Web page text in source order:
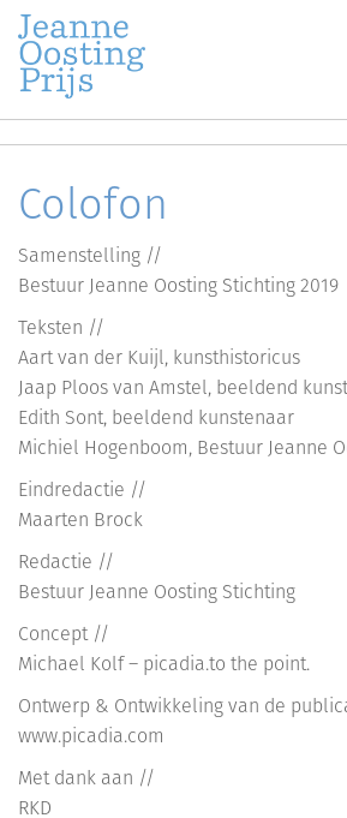
contentColofon
Samenstelling //
Bestuur Jeanne Oosting Stichting 2019
Teksten //
Aart van der Kuijl, kunsthistoricus
Jaap Ploos van Amstel, beeldend
Edith Sont, beeldend kunstenaar
Michiel Hogenboom, Bestuur Jeanne
Eindredactie //
Maarten Brock
Redactie //
Bestuur Jeanne Oosting Stichting
Concept //
Michael Kolf – picadia.to the point.
Ontwerp & Ontwikkeling van de
www.picadia.com
Met dank aan //
RKD